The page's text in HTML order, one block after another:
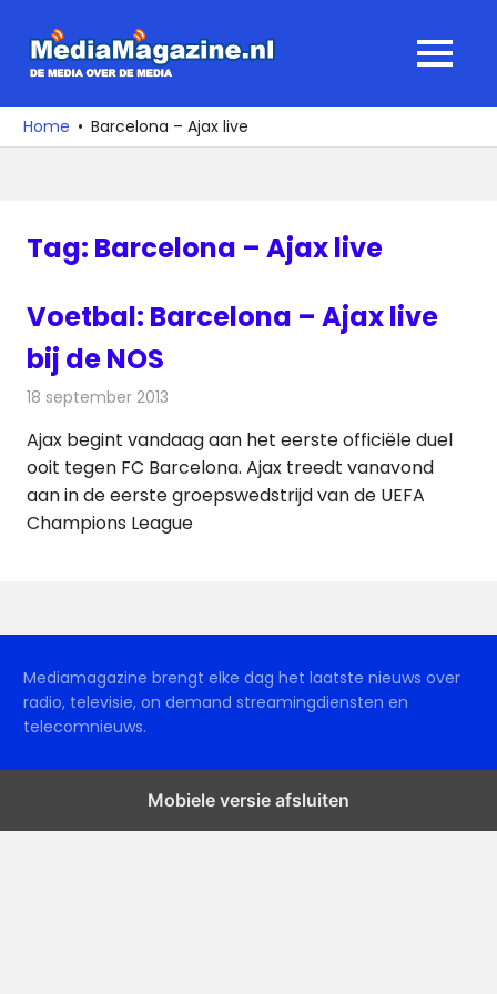
naar
media
over
MENU
Home Barcelona – Ajax live
Tag: Barcelona – Ajax live
Voetbal: Barcelona – Ajax live
bij de NOS
18 september 2013
Ajax begint vandaag aan het eerste officiële duel
ooit tegen FC Barcelona. Ajax treedt vanavond
aan in de eerste groepswedstrijd van de UEFA
Champions League
Mediamagazine brengt elke dag het laatste nieuws over
radio, televisie, on demand streamingdiensten en
telecomnieuws.
Mobiele versie afsluiten